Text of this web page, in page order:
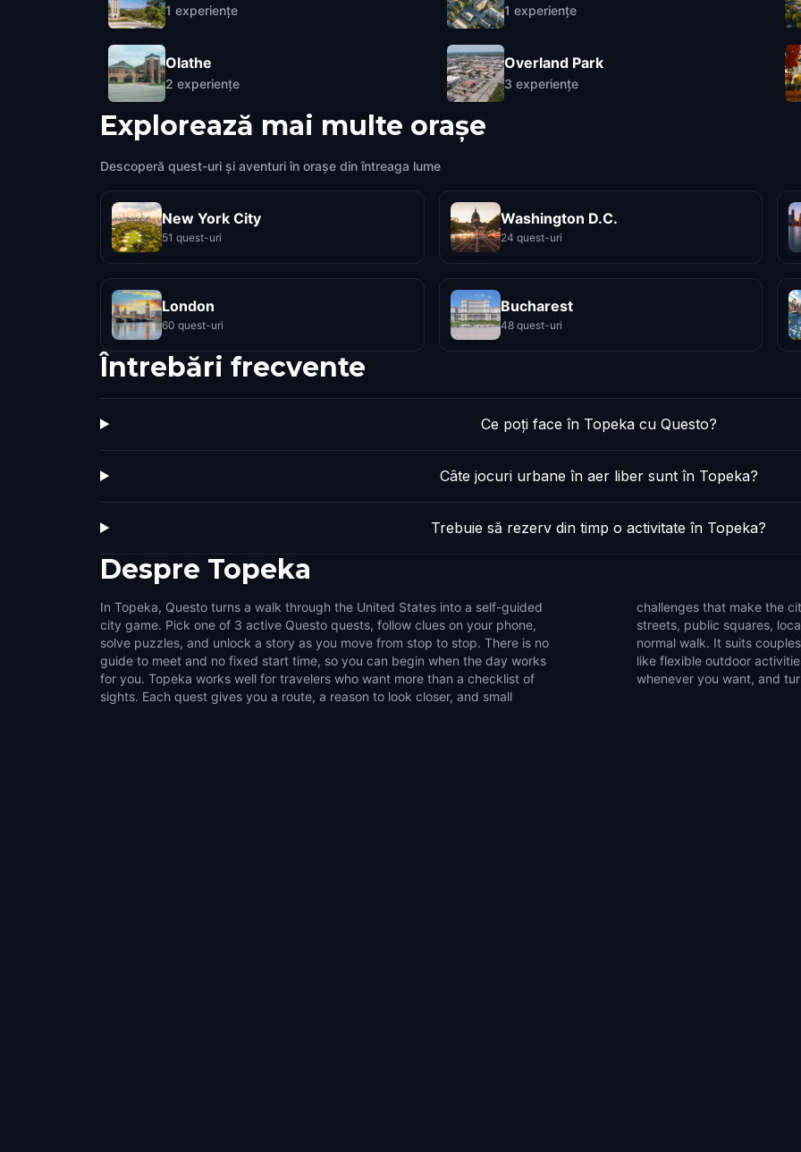
1 experiențe
Olathe
2 experiențe
1 experiențe
Overland Park
3 experiențe
Explorează mai multe orașe
Descoperă quest-uri și aventuri în orașe din întreaga lume
New York City
51 quest-uri
Washington D.C.
24 quest-uri
London
60 quest-uri
Bucharest
48 quest-uri
Întrebări frecvente
Ce poți face în Topeka cu Questo?
Câte jocuri urbane în aer liber sunt în Topeka?
Trebuie să rezerv din timp o activitate în Topeka?
Despre Topeka
In Topeka, Questo turns a walk through the United States into a self-guided
city game. Pick one of 3 active Questo quests, follow clues on your phone,
solve puzzles, and unlock a story as you move from stop to stop. There is no
guide to meet and no fixed start time, so you can begin when the day works
for you. Topeka works well for travelers who want more than a checklist of
sights. Each quest gives you a route, a reason to look closer, and small
challenges that make the city feel interactive. Use the game to notice side
streets, public squares, local stories, and the details that are easy to miss on a
normal walk. It suits couples, families, groups of friends, and solo explorers who
like flexible outdoor activities. Choose a compact set of walking games, pause
whenever you want, and